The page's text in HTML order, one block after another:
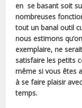
en se basant soit
nombreuses
tout un banal outil
nous estimons
exemplaire, ne
satisfaire les petits
même si vous êtes
à se faire plaisir
temps.